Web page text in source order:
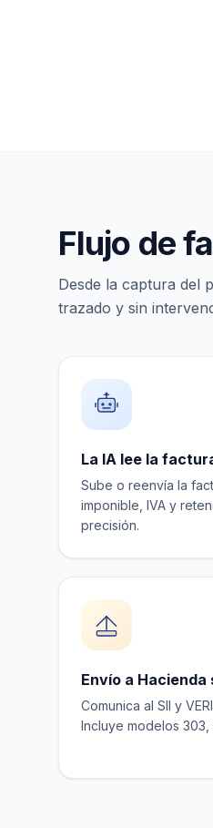
Flujo de
Desde la captura del
trazado y sin
La IA lee la
Sube o reenvía la
imponible, IVA y
precisión.
Envío a
Comunica al SII y
Incluye modelos 303,